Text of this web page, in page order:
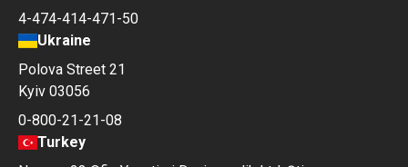
4-474-414-471-50
Ukraine
Polova Street 21
Kyiv 03056
0-800-21-21-08
Turkey